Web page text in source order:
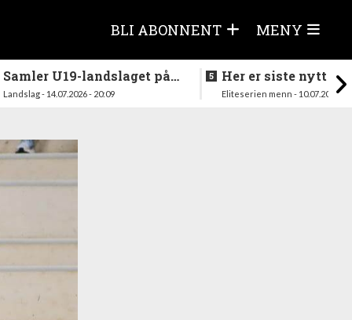
BLI ABONNENT MENY
Samler U19-landslaget på
nytt i august
Landslag - 14.07.2026 - 20:09
Her er siste nytt
season
Eliteserien menn - 10.07.2026 -